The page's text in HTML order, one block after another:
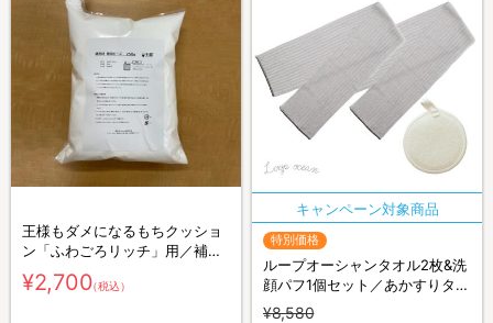
王様もダメになるもちクッショ
ン「ふわごろリッチ」用／補充
ビーズ
¥2,700（税込）
特別価格
ループオーシャンタオル2枚&洗
顔パフ1個セット／あかすりタオ
ル
¥8,580